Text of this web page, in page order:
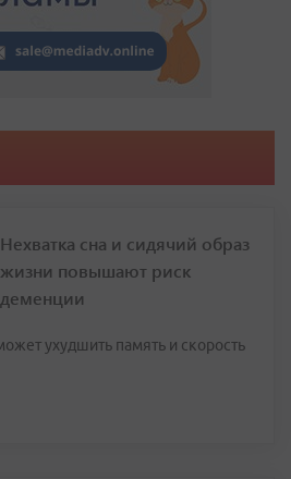
Нехватка сна и сидячий образ
жизни повышают риск
деменции
ухудшить память и скорость